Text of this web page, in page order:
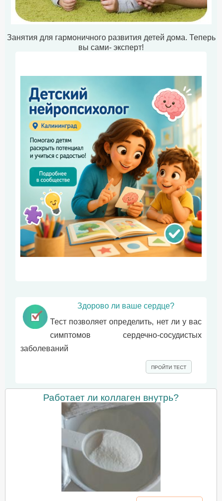
Занятия для гармоничного развития детей дома. Теперь
вы сами- эксперт!
Здорово ли ваше сердце?
Тест позволяет определить, нет ли у вас
симптомов сердечно-сосудистых
заболеваний
ПРОЙТИ ТЕСТ
Работает ли коллаген внутрь?